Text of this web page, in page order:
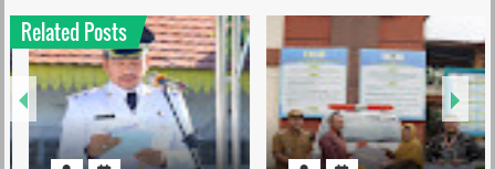
Related Posts